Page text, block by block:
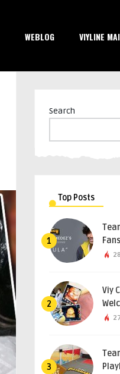
WEBLOG VIYLINE
Search
Top Posts
1
2
Viy
3